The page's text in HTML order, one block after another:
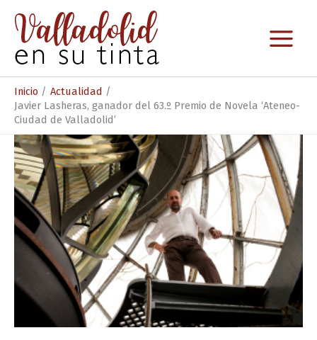
contenido
Inicio
Actualidad
Javier Lasheras, ganador del 63.º Premio de Novela ‘Ateneo-
Ciudad de Valladolid’